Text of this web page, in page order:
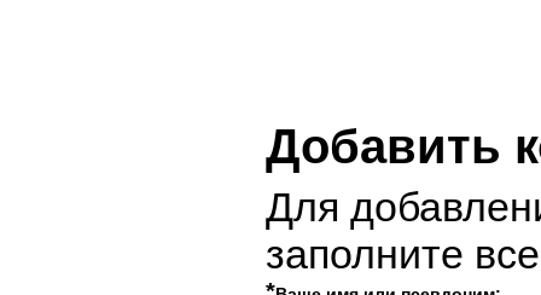
Добавить
Для
заполните